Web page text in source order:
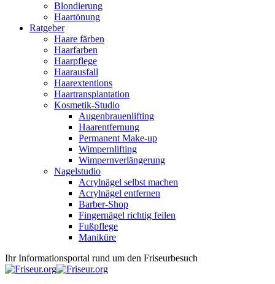
Blondierung
Haartönung
Ratgeber
Haare färben
Haarfarben
Haarpflege
Haarausfall
Haarextentions
Haartransplantation
Kosmetik-Studio
Augenbrauenlifting
Haarentfernung
Permanent Make-up
Wimpernlifting
Wimpernverlängerung
Nagelstudio
Acrylnägel selbst machen
Acrylnägel entfernen
Barber-Shop
Fingernägel richtig feilen
Fußpflege
Maniküre
Ihr Informationsportal rund um den Friseurbesuch